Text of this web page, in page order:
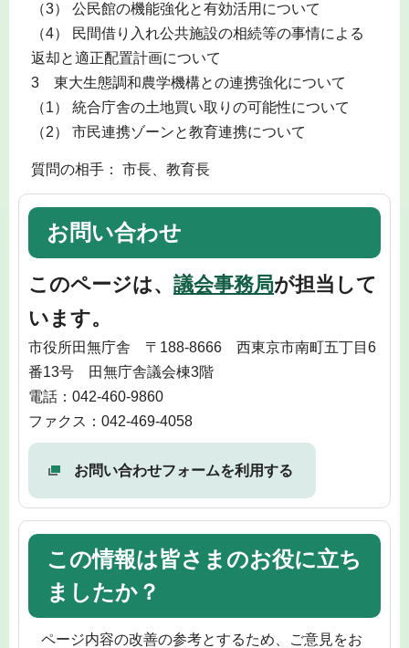
（3） 公民館の機能強化と有効活用について
（4） 民間借り入れ公共施設の相続等の事情による
返却と適正配置計画について
3 東大生態調和農学機構との連携強化について
（1） 統合庁舎の土地買い取りの可能性について
（2） 市民連携ゾーンと教育連携について
質問の相手： 市長、教育長
お問い合わせ
このページは、 議会事務局が担当して
います。
市役所田無庁舎 〒188-8666 西東京市南町五丁目6
番13号 田無庁舎議会棟3階
電話：042-460-9860
ファクス：042-469-4058
お問い合わせフォームを利用する
この情報は皆さまのお役に立ち
ましたか？
ページ内容の改善の参考とするため、ご意見をお